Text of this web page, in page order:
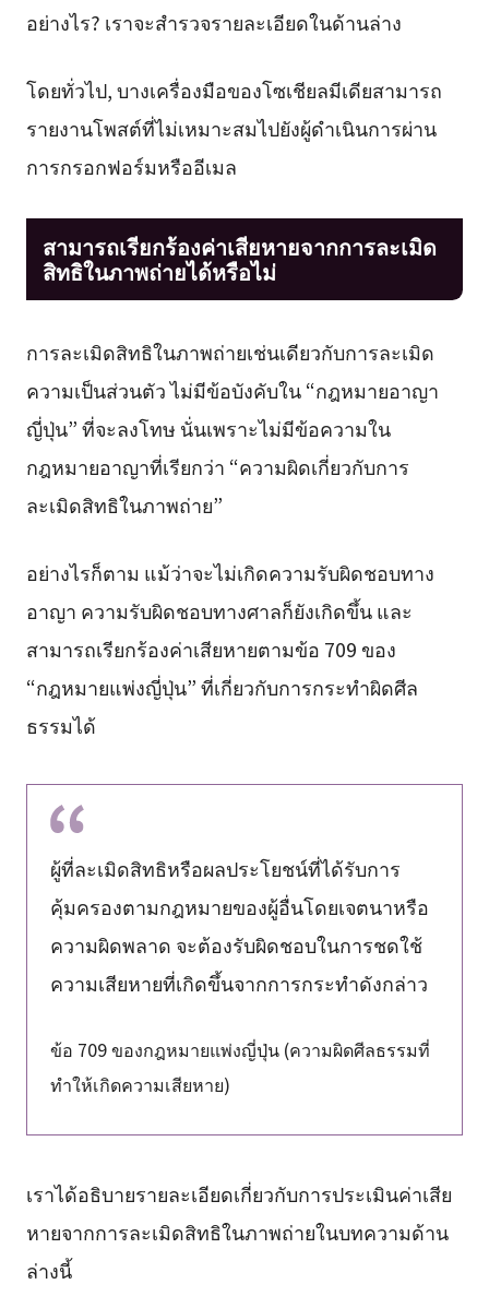
อย่างไร? เราจะสำรวจรายละเอียดในด้านล่าง
โดยทั่วไป, บางเครื่องมือของโซเชียลมีเดียสามารถ
รายงานโพสต์ที่ไม่เหมาะสมไปยังผู้ดำเนินการผ่าน
การกรอกฟอร์มหรืออีเมล
สามารถเรียกร้องค่าเสียหายจากการละเมิด
สิทธิในภาพถ่ายได้หรือไม่
การละเมิดสิทธิในภาพถ่ายเช่นเดียวกับการละเมิด
ความเป็นส่วนตัว ไม่มีข้อบังคับใน “กฎหมายอาญา
ญี่ปุ่น” ที่จะลงโทษ นั่นเพราะไม่มีข้อความใน
กฎหมายอาญาที่เรียกว่า “ความผิดเกี่ยวกับการ
ละเมิดสิทธิในภาพถ่าย”
อย่างไรก็ตาม แม้ว่าจะไม่เกิดความรับผิดชอบทาง
อาญา ความรับผิดชอบทางศาลก็ยังเกิดขึ้น และ
สามารถเรียกร้องค่าเสียหายตามข้อ 709 ของ
“กฎหมายแพ่งญี่ปุ่น” ที่เกี่ยวกับการกระทำผิดศีล
ธรรมได้
ผู้ที่ละเมิดสิทธิหรือผลประโยชน์ที่ได้รับการ
คุ้มครองตามกฎหมายของผู้อื่นโดยเจตนาหรือ
ความผิดพลาด จะต้องรับผิดชอบในการชดใช้
ความเสียหายที่เกิดขึ้นจากการกระทำดังกล่าว
ข้อ 709 ของกฎหมายแพ่งญี่ปุ่น (ความผิดศีลธรรมที่
ทำให้เกิดความเสียหาย)
เราได้อธิบายรายละเอียดเกี่ยวกับการประเมินค่าเสีย
หายจากการละเมิดสิทธิในภาพถ่ายในบทความด้าน
ล่างนี้